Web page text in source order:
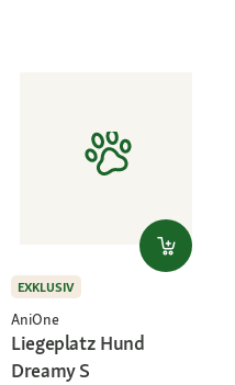
EXKLUSIV
AniOne
Liegeplatz Hund
Dreamy S